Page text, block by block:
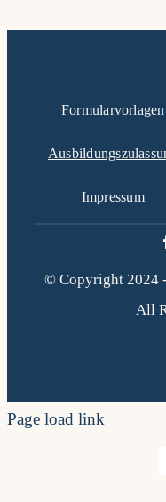
Formularvorlagen
Impressum
© Copyright 2024
All
Page load link